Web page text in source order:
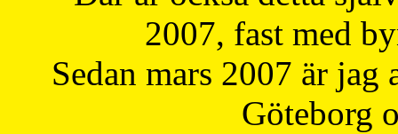
2007, fast med
Sedan mars 2007 är
Göteborg